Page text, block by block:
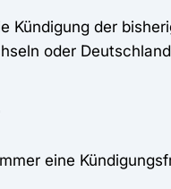
der
oder
eine